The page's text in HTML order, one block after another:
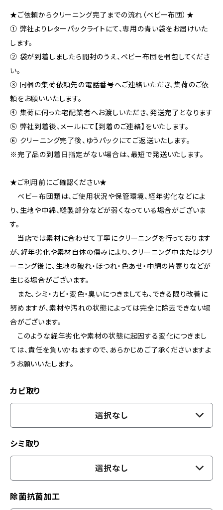
★ご依頼からクリーニング完了までの流れ（ベビー布団）★
① 弊社よりレターパックライトにて、専用の青い袋をお届けいた
します。
② 袋が到着しましたら開封のうえ、ベビー布団を梱包してくださ
い。
③ 同梱の集荷依頼先の電話番号へご連絡いただき、集荷のご依
頼をお願いいたします。
④ 集荷に伺った宅配業者へお渡しいただき、発送完了となります
⑤ 弊社到着後、メールにて【到着のご連絡】をいたします。
⑥ クリーニング完了後、ゆうパックにてご返送いたします。
※完了品の到着日指定がない場合は、最短で発送いたします。
★ご利用前にご確認ください★
ベビー布団類は、ご使用状況や保管環境、経年劣化などによ
り、生地や中綿、縫製部分などが弱くなっている場合がございま
す。
当店では素材に合わせて丁寧にクリーニングを行っております
が、経年劣化や素材自体の傷みにより、クリーニング中またはクリ
ーニング後に、生地の破れ・ほつれ・色あせ・中綿の片寄りなどが
生じる場合がございます。
また、シミ・カビ・変色・臭いにつきましても、できる限り改善に
努めますが、素材や汚れの状態によっては完全に除去できない場
合がございます。
このような経年劣化や素材の状態に起因する変化につきまし
ては、責任を負いかねますので、あらかじめご了承くださいますよ
うお願いいたします。
カビ取り
選択なし
シミ取り
選択なし
除菌抗菌加工